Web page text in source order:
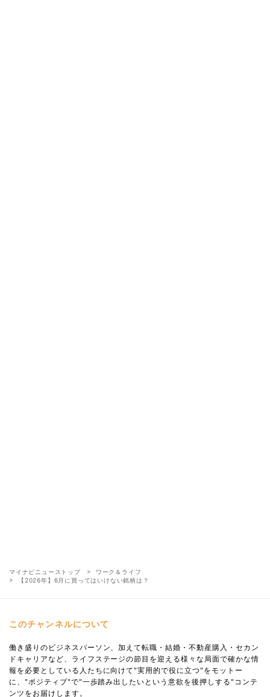
マイナビニューストップ
ワーク＆ライフ
【2026年】6月に買ってはいけない銘柄は？
このチャンネルについて
働き盛りのビジネスパーソン、加えて転職・結婚・不動産購入・セカン
ドキャリアなど、ライフステージの節目を迎える様々な局面で確かな情
報を必要としている人たちに向けて"実用的で役に立つ"をモットー
に、"ポジティブ"で"一歩踏み出したいという意欲を後押しする"コンテ
ンツをお届けします。